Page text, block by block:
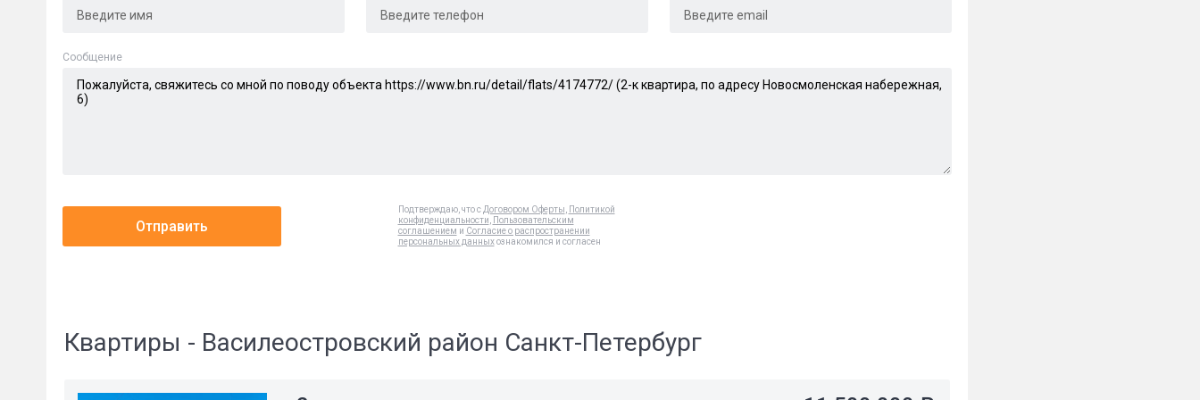
Cообщение
Отправить
Подтверждаю, что с Договором Оферты
Политикой
конфиденциальности
Пользовательским
соглашением и Согласие о распространении
персональных данныхознакомился и согласен
Квартиры - Василеостровский район Санкт-Петербург